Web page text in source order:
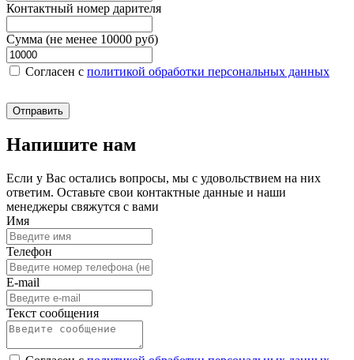
Контактный номер дарителя
Сумма (не менее 10000 руб)
Согласен c политикой обработки персональных данных
Отправить
Напишите нам
Если у Вас остались вопросы, мы с удовольствием на них
ответим. Оставьте свои контактные данные и наши
менеджеры свяжутся с вами
Имя
Телефон
E-mail
Текст сообщения